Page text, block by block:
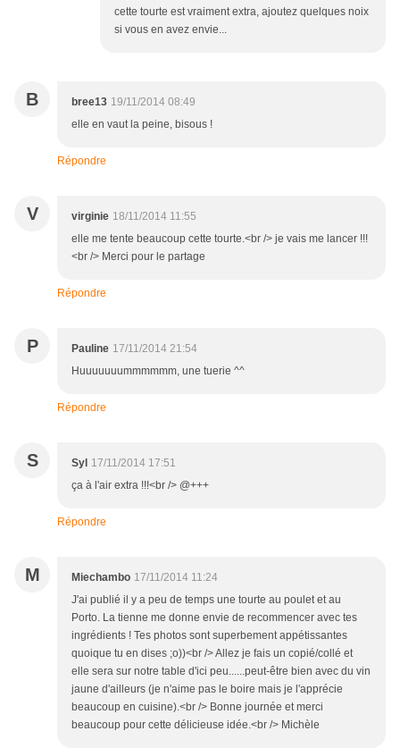
cette tourte est vraiment extra, ajoutez quelques noix
si vous en avez envie...
B bree13 19/11/2014 08:49
elle en vaut la peine, bisous !
Répondre
V virginie 18/11/2014 11:55
elle me tente beaucoup cette tourte.<br /> je vais me lancer !!!
<br /> Merci pour le partage
Répondre
P Pauline 17/11/2014 21:54
Huuuuuuummmmmm, une tuerie ^^
Répondre
S Syl 17/11/2014 17:51
ça à l'air extra !!!<br /> @+++
Répondre
M Miechambo 17/11/2014 11:24
J'ai publié il y a peu de temps une tourte au poulet et au
Porto. La tienne me donne envie de recommencer avec tes
ingrédients ! Tes photos sont superbement appétissantes
quoique tu en dises ;o))<br /> Allez je fais un copié/collé et
elle sera sur notre table d'ici peu......peut-être bien avec du vin
jaune d'ailleurs (je n'aime pas le boire mais je l'apprécie
beaucoup en cuisine).<br /> Bonne journée et merci
beaucoup pour cette délicieuse idée.<br /> Michèle